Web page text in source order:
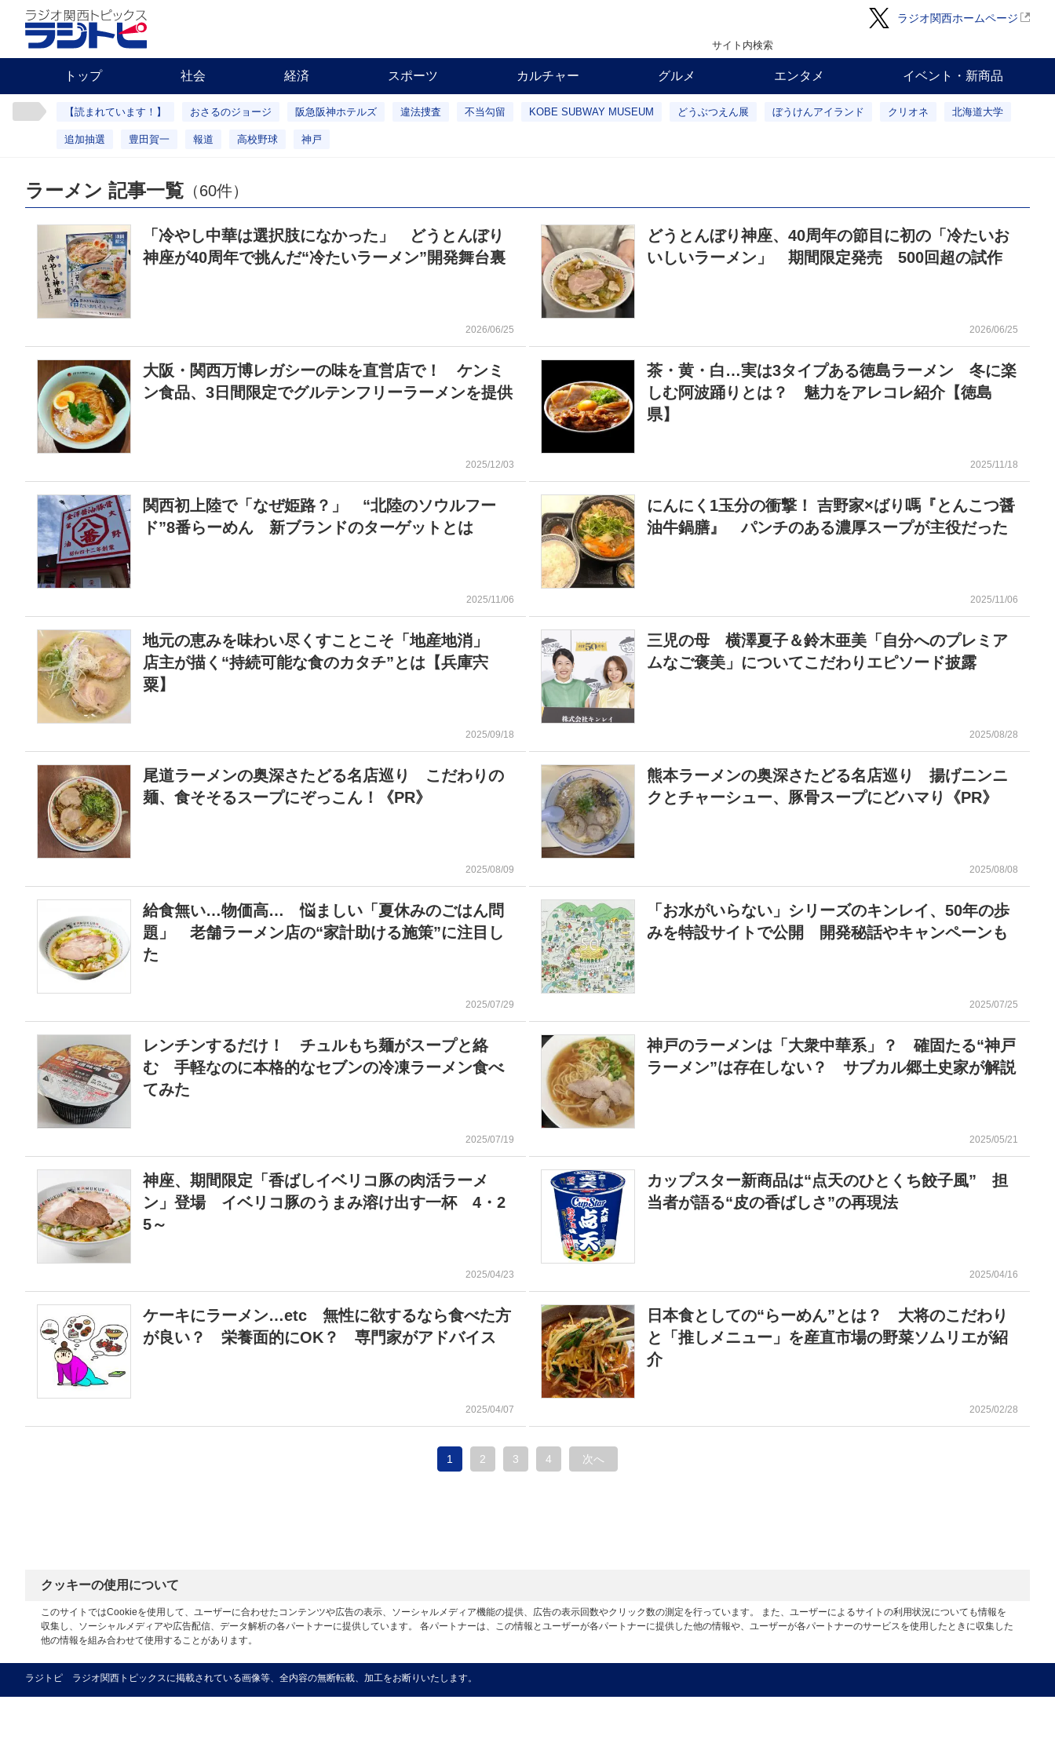
ラジオ関西ホームページ
サイト内検索
トップ 社会 経済 スポーツ カルチャー グルメ エンタメ イベント・新商品
【読まれています！】 おさるのジョージ 阪急阪神ホテルズ 違法捜査 不当勾留 KOBE SUBWAY MUSEUM どうぶつえん展 ぼうけんアイランド クリオネ 北海道大学
追加抽選 豊田賀一 報道 高校野球 神戸
ラーメン 記事一覧 （60件）
「冷やし中華は選択肢になかった」 どうとんぼり
神座が40周年で挑んだ“冷たいラーメン”開発舞台裏
2026/06/25
どうとんぼり神座、40周年の節目に初の「冷たいお
いしいラーメン」 期間限定発売 500回超の試作
2026/06/25
大阪・関西万博レガシーの味を直営店で！ ケンミ
ン食品、3日間限定でグルテンフリーラーメンを提供
2025/12/03
茶・黄・白…実は3タイプある徳島ラーメン 冬に楽
しむ阿波踊りとは？ 魅力をアレコレ紹介【徳島
県】
2025/11/18
関西初上陸で「なぜ姫路？」 “北陸のソウルフー
ド”8番らーめん 新ブランドのターゲットとは
2025/11/06
にんにく1玉分の衝撃！ 吉野家×ばり嗎『とんこつ醤
油牛鍋膳』 パンチのある濃厚スープが主役だった
2025/11/06
地元の恵みを味わい尽くすことこそ「地産地消」
店主が描く“持続可能な食のカタチ”とは【兵庫宍
粟】
2025/09/18
三児の母 横澤夏子＆鈴木亜美「自分へのプレミア
ムなご褒美」についてこだわりエピソード披露
2025/08/28
尾道ラーメンの奥深さたどる名店巡り こだわりの
麺、食そそるスープにぞっこん！《PR》
2025/08/09
熊本ラーメンの奥深さたどる名店巡り 揚げニンニ
クとチャーシュー、豚骨スープにどハマり《PR》
2025/08/08
給食無い…物価高… 悩ましい「夏休みのごはん問
題」 老舗ラーメン店の“家計助ける施策”に注目し
た
2025/07/29
「お水がいらない」シリーズのキンレイ、50年の歩
みを特設サイトで公開 開発秘話やキャンペーンも
2025/07/25
レンチンするだけ！ チュルもち麺がスープと絡
む 手軽なのに本格的なセブンの冷凍ラーメン食べ
てみた
2025/07/19
神戸のラーメンは「大衆中華系」？ 確固たる“神戸
ラーメン”は存在しない？ サブカル郷土史家が解説
2025/05/21
神座、期間限定「香ばしイベリコ豚の肉活ラーメ
ン」登場 イベリコ豚のうまみ溶け出す一杯 4・2
5～
2025/04/23
カップスター新商品は“点天のひとくち餃子風” 担
当者が語る“皮の香ばしさ”の再現法
2025/04/16
ケーキにラーメン…etc 無性に欲するなら食べた方
が良い？ 栄養面的にOK？ 専門家がアドバイス
2025/04/07
日本食としての“らーめん”とは？ 大将のこだわり
と「推しメニュー」を産直市場の野菜ソムリエが紹
介
2025/02/28
1 2 3 4 次へ
クッキーの使用について
このサイトではCookieを使用して、ユーザーに合わせたコンテンツや広告の表示、ソーシャルメディア機能の提供、広告の表示回数やクリック数の測定を行っています。 また、ユーザーによるサイトの利用状況についても情報を
収集し、ソーシャルメディアや広告配信、データ解析の各パートナーに提供しています。 各パートナーは、この情報とユーザーが各パートナーに提供した他の情報や、ユーザーが各パートナーのサービスを使用したときに収集した
他の情報を組み合わせて使用することがあります。
ラジトピ ラジオ関西トピックスに掲載されている画像等、全内容の無断転載、加工をお断りいたします。